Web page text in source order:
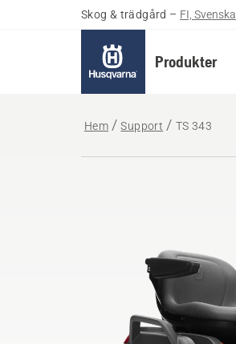
Skog & trädgård – FI, Svenska
Produkter
Hem Support TS 343